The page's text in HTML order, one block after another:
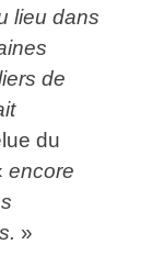
lieu dans
de
du
encore
»